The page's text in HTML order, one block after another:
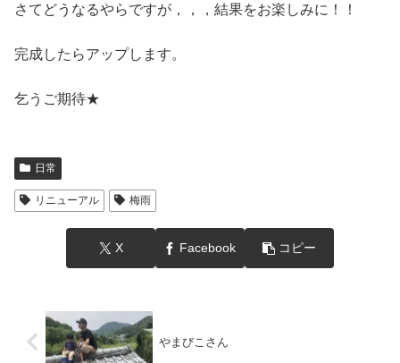
さてどうなるやらですが，，，結果をお楽しみに！！
完成したらアップします。
乞うご期待★
日常
リニューアル 梅雨
X Facebook コピー
やまびこさん